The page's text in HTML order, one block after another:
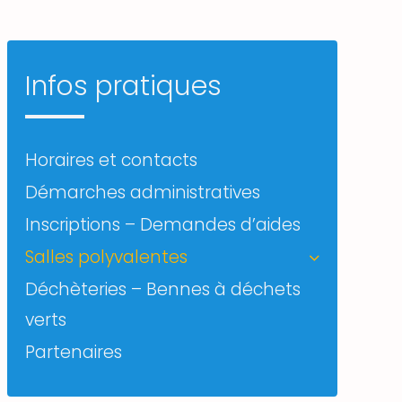
Infos pratiques
Horaires et contacts
Démarches administratives
Inscriptions – Demandes d’aides
Salles polyvalentes
Déchèteries – Bennes à déchets
verts
Partenaires